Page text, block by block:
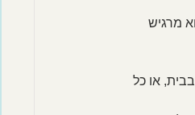
מרגיש
או כל